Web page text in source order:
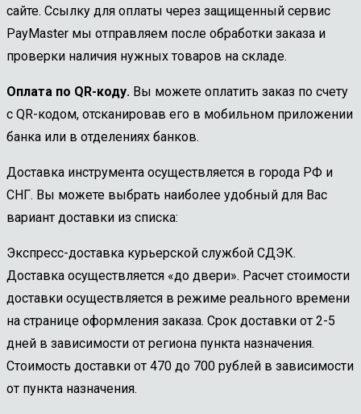
сайте. Ссылку для оплаты через защищенный сервис
PayMaster мы отправляем после обработки заказа и
проверки наличия нужных товаров на складе.
Оплата по QR-коду. Вы можете оплатить заказ по счету
с QR-кодом, отсканировав его в мобильном приложении
банка или в отделениях банков.
Доставка инструмента осуществляется в города РФ и
СНГ. Вы можете выбрать наиболее удобный для Вас
вариант доставки из списка:
Экспресс-доставка курьерской службой СДЭК.
Доставка осуществляется «до двери». Расчет стоимости
доставки осуществляется в режиме реального времени
на странице оформления заказа. Срок доставки от 2-5
дней в зависимости от региона пункта назначения.
Стоимость доставки от 470 до 700 рублей в зависимости
от пункта назначения.